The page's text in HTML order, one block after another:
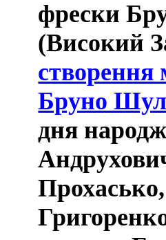
фрески
(Високий
створення
Бруно
дня